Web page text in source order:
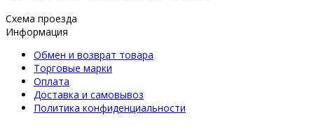
Схема проезда
Информация
Обмен и возврат товара
Торговые марки
Оплата
Доставка и самовывоз
Политика конфиденциальности